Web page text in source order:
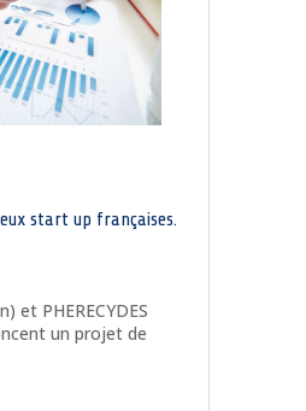
start up françaises.
et PHERECYDES
un projet de